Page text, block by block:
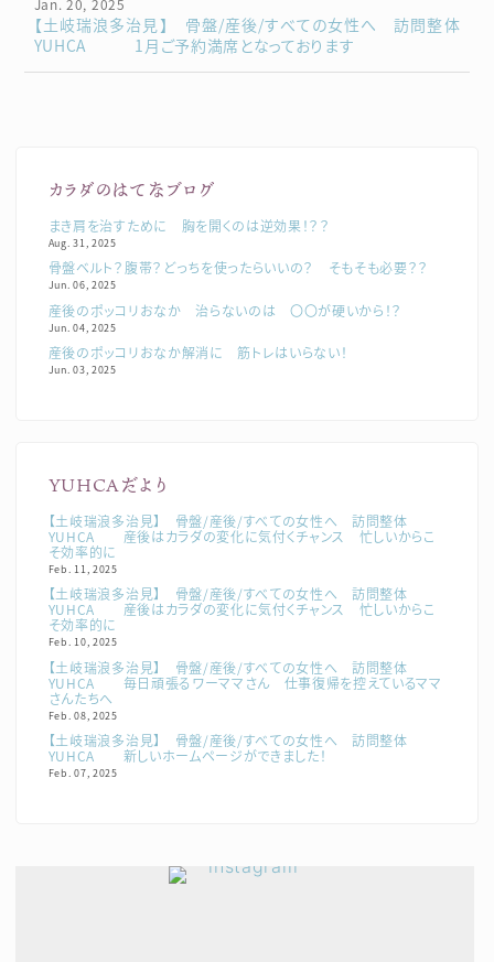
【土岐瑞浪多治見】 骨盤/産後/すべての女性へ 訪問整体
YUHCA 1月ご予約満席となっております
カラダのはてなブログ
まき肩を治すために 胸を開くのは逆効果！？？
Aug. 31, 2025
骨盤ベルト？腹帯？どっちを使ったらいいの？ そもそも必要？？
Jun. 06, 2025
産後のポッコリおなか 治らないのは 〇〇が硬いから！？
Jun. 04, 2025
産後のポッコリおなか解消に 筋トレはいらない！
Jun. 03, 2025
YUHCAだより
【土岐瑞浪多治見】 骨盤/産後/すべての女性へ 訪問整体
YUHCA 産後はカラダの変化に気付くチャンス 忙しいからこ
そ効率的に
Feb. 11, 2025
【土岐瑞浪多治見】 骨盤/産後/すべての女性へ 訪問整体
YUHCA 産後はカラダの変化に気付くチャンス 忙しいからこ
そ効率的に
Feb. 10, 2025
【土岐瑞浪多治見】 骨盤/産後/すべての女性へ 訪問整体
YUHCA 毎日頑張るワーママさん 仕事復帰を控えているママ
さんたちへ
Feb. 08, 2025
【土岐瑞浪多治見】 骨盤/産後/すべての女性へ 訪問整体
YUHCA 新しいホームページができました！
Feb. 07, 2025